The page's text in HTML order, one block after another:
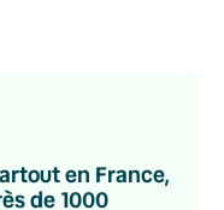
en France,
de 1000